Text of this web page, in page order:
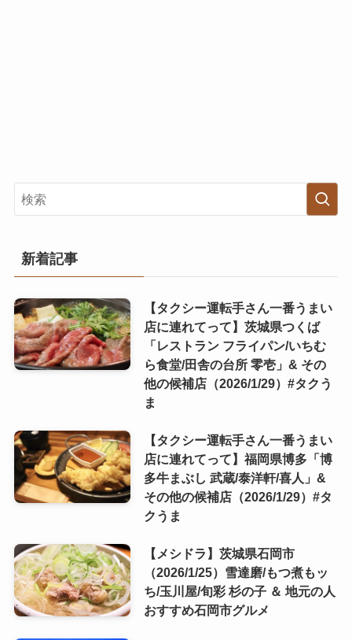
新着記事
【タクシー運転手さん一番うまい
店に連れてって】茨城県つくば
「レストラン フライパン/いちむ
ら食堂/田舎の台所 零壱」& その
他の候補店（2026/1/29）#タクう
ま
【タクシー運転手さん一番うまい
店に連れてって】福岡県博多「博
多牛まぶし 武蔵/泰洋軒/喜人」&
その他の候補店（2026/1/29）#タ
クうま
【メシドラ】茨城県石岡市
（2026/1/25）雪達磨/もつ煮もッ
ち/玉川屋/旬彩 杉の子 ＆ 地元の人
おすすめ石岡市グルメ